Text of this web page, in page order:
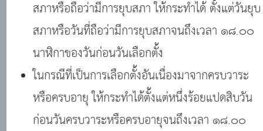
สภาหรือถือว่ามีการยุบสภา ให้กระทำได้ ตั้งแต่วันยุบ
สภาหรือวันที่ถือว่ามีการยุบสภาจนถึงเวลา ๑๘.๐๐
นาฬิกาของวันก่อนวันเลือกตั้ง
ในกรณีที่เป็นการเลือกตั้งอันเนื่องมาจากครบวาระ
หรือครบอายุ ให้กระทำได้ตั้งแต่หนึ่งร้อยแปดสิบวัน
ก่อนวันครบวาระหรือครบอายุจนถึงเวลา ๑๘.๐๐